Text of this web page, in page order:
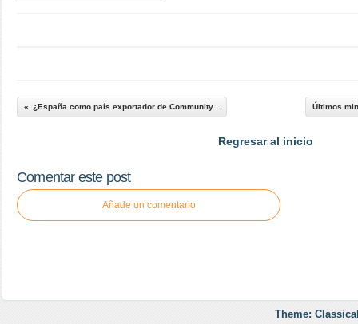
¿España como país exportador de Community... Últimos
Regresar al inicio
Comentar este post
Añade un comentario
Theme: